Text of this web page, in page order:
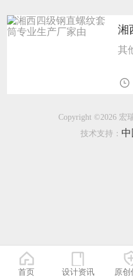
恭喜
恭喜
其
Copyright ©2026 宏
技术支持：
首页 设计资讯 原创